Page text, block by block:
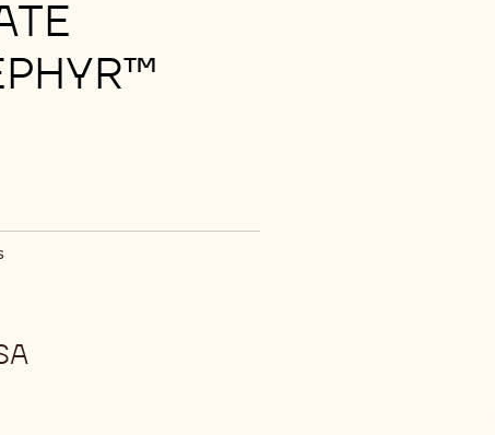
blanco Zéphyr™
blanco Zéphyr™